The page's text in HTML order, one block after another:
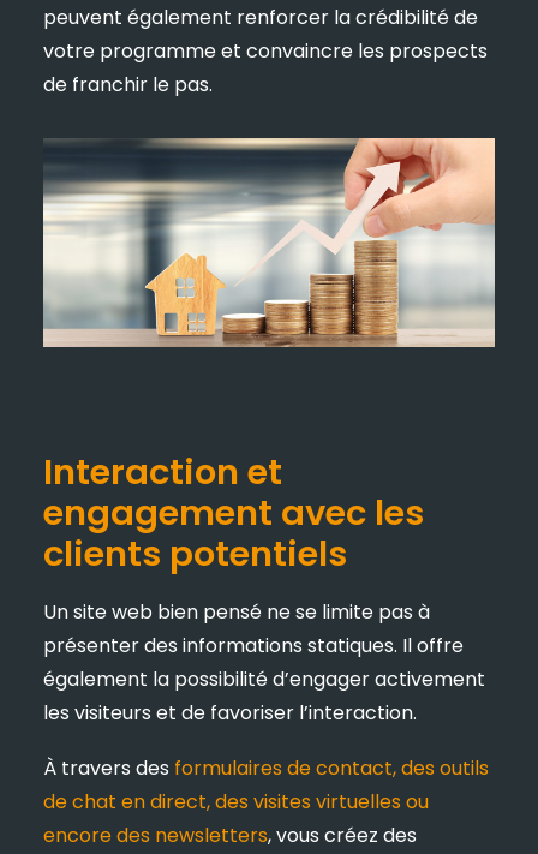
peuvent également renforcer la crédibilité de
votre programme et convaincre les prospects
de franchir le pas.
Interaction et
engagement avec les
clients potentiels
Un site web bien pensé ne se limite pas à
présenter des informations statiques. Il offre
également la possibilité d’engager activement
les visiteurs et de favoriser l’interaction.
À travers des formulaires de contact, des outils
de chat en direct, des visites virtuelles ou
encore des newsletters, vous créez des